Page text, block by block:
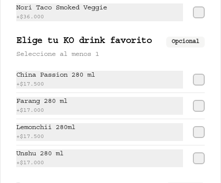
$17.000
LEMONCHII 280 ml
lychee, limón y lemongrass.
$17.500
PISCO LEMONCHI 280 ml
Nori Taco Smoked Veggie
+$36.000
Elige tu KO drink favorito Opcional
Seleccione al menos 1
China Passion 280 ml
+$17.500
Farang 280 ml
+$17.000
Lemonchii 280ml
+$17.500
Unshu 280 ml
+$17.000